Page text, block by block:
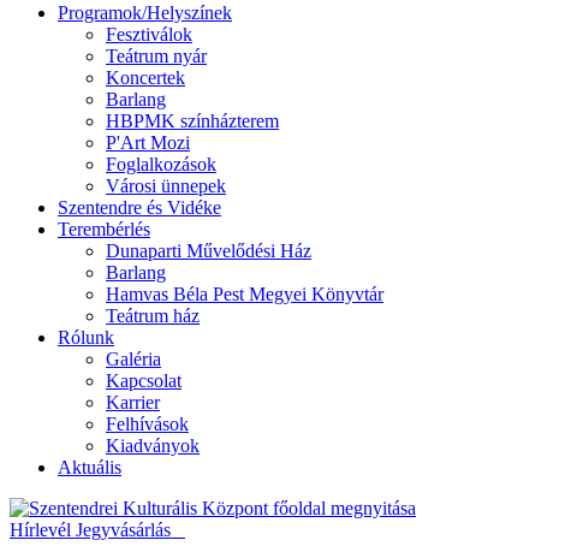
Programok/Helyszínek
Fesztiválok
Teátrum nyár
Koncertek
Barlang
HBPMK színházterem
P'Art Mozi
Foglalkozások
Városi ünnepek
Szentendre és Vidéke
Terembérlés
Dunaparti Művelődési Ház
Barlang
Hamvas Béla Pest Megyei Könyvtár
Teátrum ház
Rólunk
Galéria
Kapcsolat
Karrier
Felhívások
Kiadványok
Aktuális
Hírlevél Jegyvásárlás